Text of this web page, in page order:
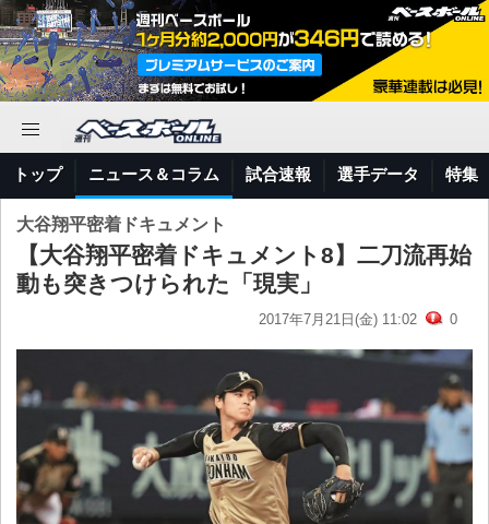
トップ ニュース＆コラム 試合速報 選手データ 特集
大谷翔平密着ドキュメント
【大谷翔平密着ドキュメント8】二刀流再始
動も突きつけられた「現実」
2017年7月21日(金) 11:02 0